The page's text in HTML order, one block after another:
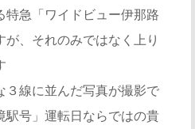
特急「ワイドビュー伊那路
が、それのみではなく上り
３線に並んだ写真が撮影で
駅号」運転日ならではの貴